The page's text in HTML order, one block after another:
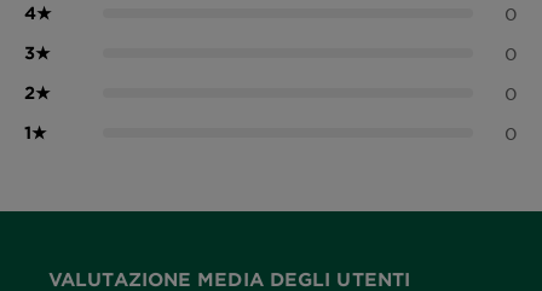
4★ 0
3★ 0
2★ 0
1★ 0
VALUTAZIONE MEDIA DEGLI UTENTI